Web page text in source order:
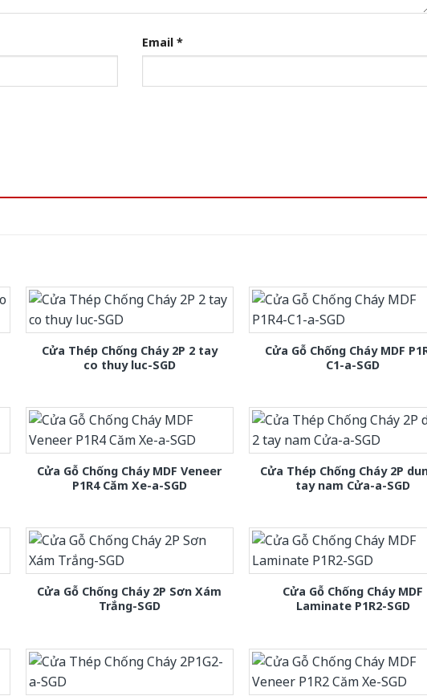
Email *
Cửa Thép Chống Cháy 2P 2 tay
co thuy luc-SGD
Cửa Gỗ Chống Cháy MDF
C1-a-SGD
Cửa Gỗ Chống Cháy MDF Veneer
P1R4 Căm Xe-a-SGD
Cửa Thép Chống Cháy 2P
tay nam Cửa-a-SGD
Cửa Gỗ Chống Cháy 2P Sơn Xám
Trắng-SGD
Cửa Gỗ Chống Cháy MDF
Laminate P1R2-SGD